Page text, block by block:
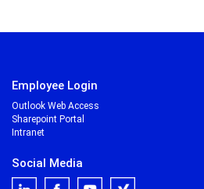
Employee Login
Outlook Web Access
Sharepoint Portal
Intranet
Social Media